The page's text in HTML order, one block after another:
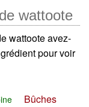
wattoote
wattoote avez-
pour voir
Bûches